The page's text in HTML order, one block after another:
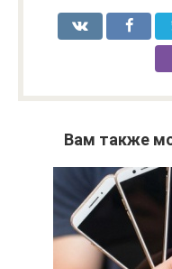
Вам также